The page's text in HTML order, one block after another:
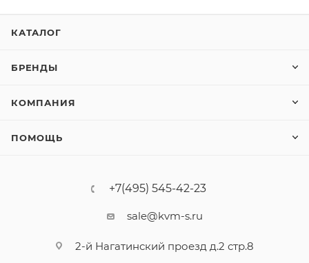
КАТАЛОГ
БРЕНДЫ
КОМПАНИЯ
ПОМОЩЬ
+7(495) 545-42-23
sale@kvm-s.ru
2-й Нагатинский проезд д.2 стр.8